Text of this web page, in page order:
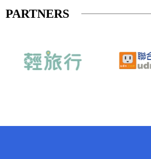
PARTNERS